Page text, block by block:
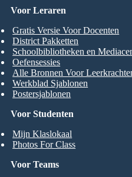
Voor Studenten
Mijn Klaslokaal
Photos For Class
Voor Leraren
Gratis Versie Voor Docenten
District Pakketten
Schoolbibliotheken en
Oefensessies
Alle Bronnen Voor
Werkblad Sjablonen
Postersjablonen
Voor Teams